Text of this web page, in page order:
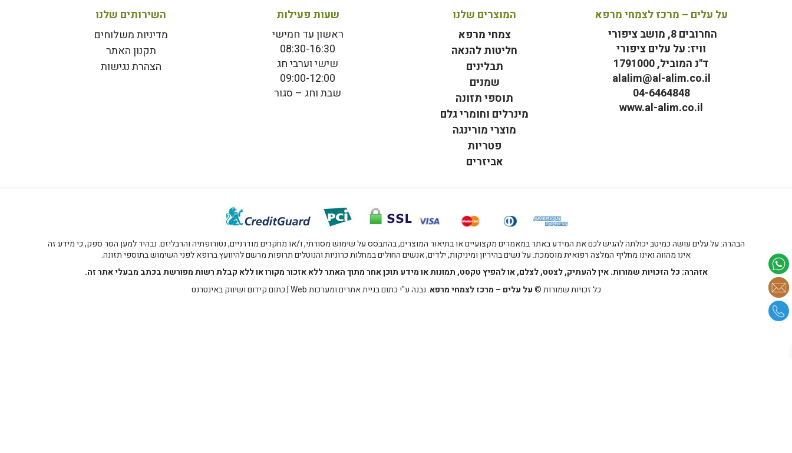
על עלים – מרכז לצמחי מרפא
החרובים 8, מושב ציפורי
וויז: על עלים ציפורי
ד"נ המוביל, 1791000
alalim@al-alim.co.il
04-6464848
www.al-alim.co.il
המוצרים שלנו
צמחי מרפא
חליטות להנאה
תבלינים
שמנים
תוספי תזונה
מינרלים וחומרי גלם
מוצרי מורינגה
פטריות
אביזרים
שעות פעילות
ראשון עד חמישי
08:30-16:30
שישי וערבי חג
09:00-12:00
שבת וחג – סגור
השירותים שלנו
מדיניות משלוחים
תקנון האתר
הצהרת נגישות
הבהרה: על עלים עושה כמיטב יכולתה להגיש לכם את המידע באתר במאמרים מקצועיים או בתיאור המוצרים, בהתבסס על שימוש מסורתי, ו/או מחקרים מודרניים, נטורופתיה והרבליזם. נבהיר למען הסר ספק, כי מידע זה
אינו מהווה ואינו מחליף המלצה רפואית מוסמכת. על נשים בהיריון ומיניקות, ילדים, אנשים החולים במחלות כרוניות והנוטלים תרופות מרשם להיוועץ ברופא לפני השימוש בתוספי תזונה.
אזהרה: כל הזכויות שמורות. אין להעתיק, לצטט, לצלם, או להפיץ טקסט, תמונות או מידע תוכן אחר מתוך האתר ללא אזכור מקורו או ללא קבלת רשות מפורשת בכתב מבעלי אתר זה.
כל זכויות שמורות ©על עלים – מרכז לצמחי מרפא. נבנה ע"יכתום בניית אתרים ומערכות Web |כתום קידום ושיווק באינטרנט